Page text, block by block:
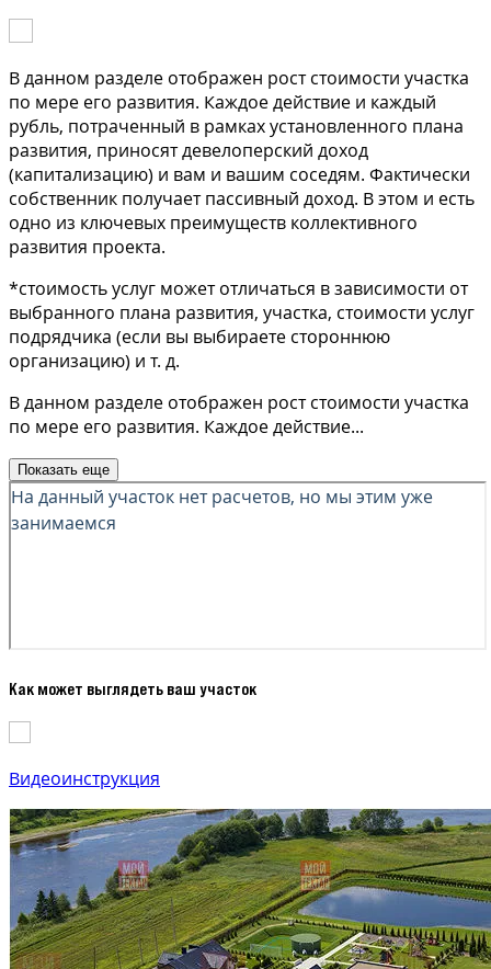
В данном разделе отображен рост стоимости участка
по мере его развития. Каждое действие и каждый
рубль, потраченный в рамках установленного плана
развития, приносят девелоперский доход
(капитализацию) и вам и вашим соседям. Фактически
собственник получает пассивный доход. В этом и есть
одно из ключевых преимуществ коллективного
развития проекта.
*стоимость услуг может отличаться в зависимости от
выбранного плана развития, участка, стоимости услуг
подрядчика (если вы выбираете стороннюю
организацию) и т. д.
В данном разделе отображен рост стоимости участка
по мере его развития. Каждое действие...
Показать еще
Как может выглядеть ваш участок
Видеоинструкция